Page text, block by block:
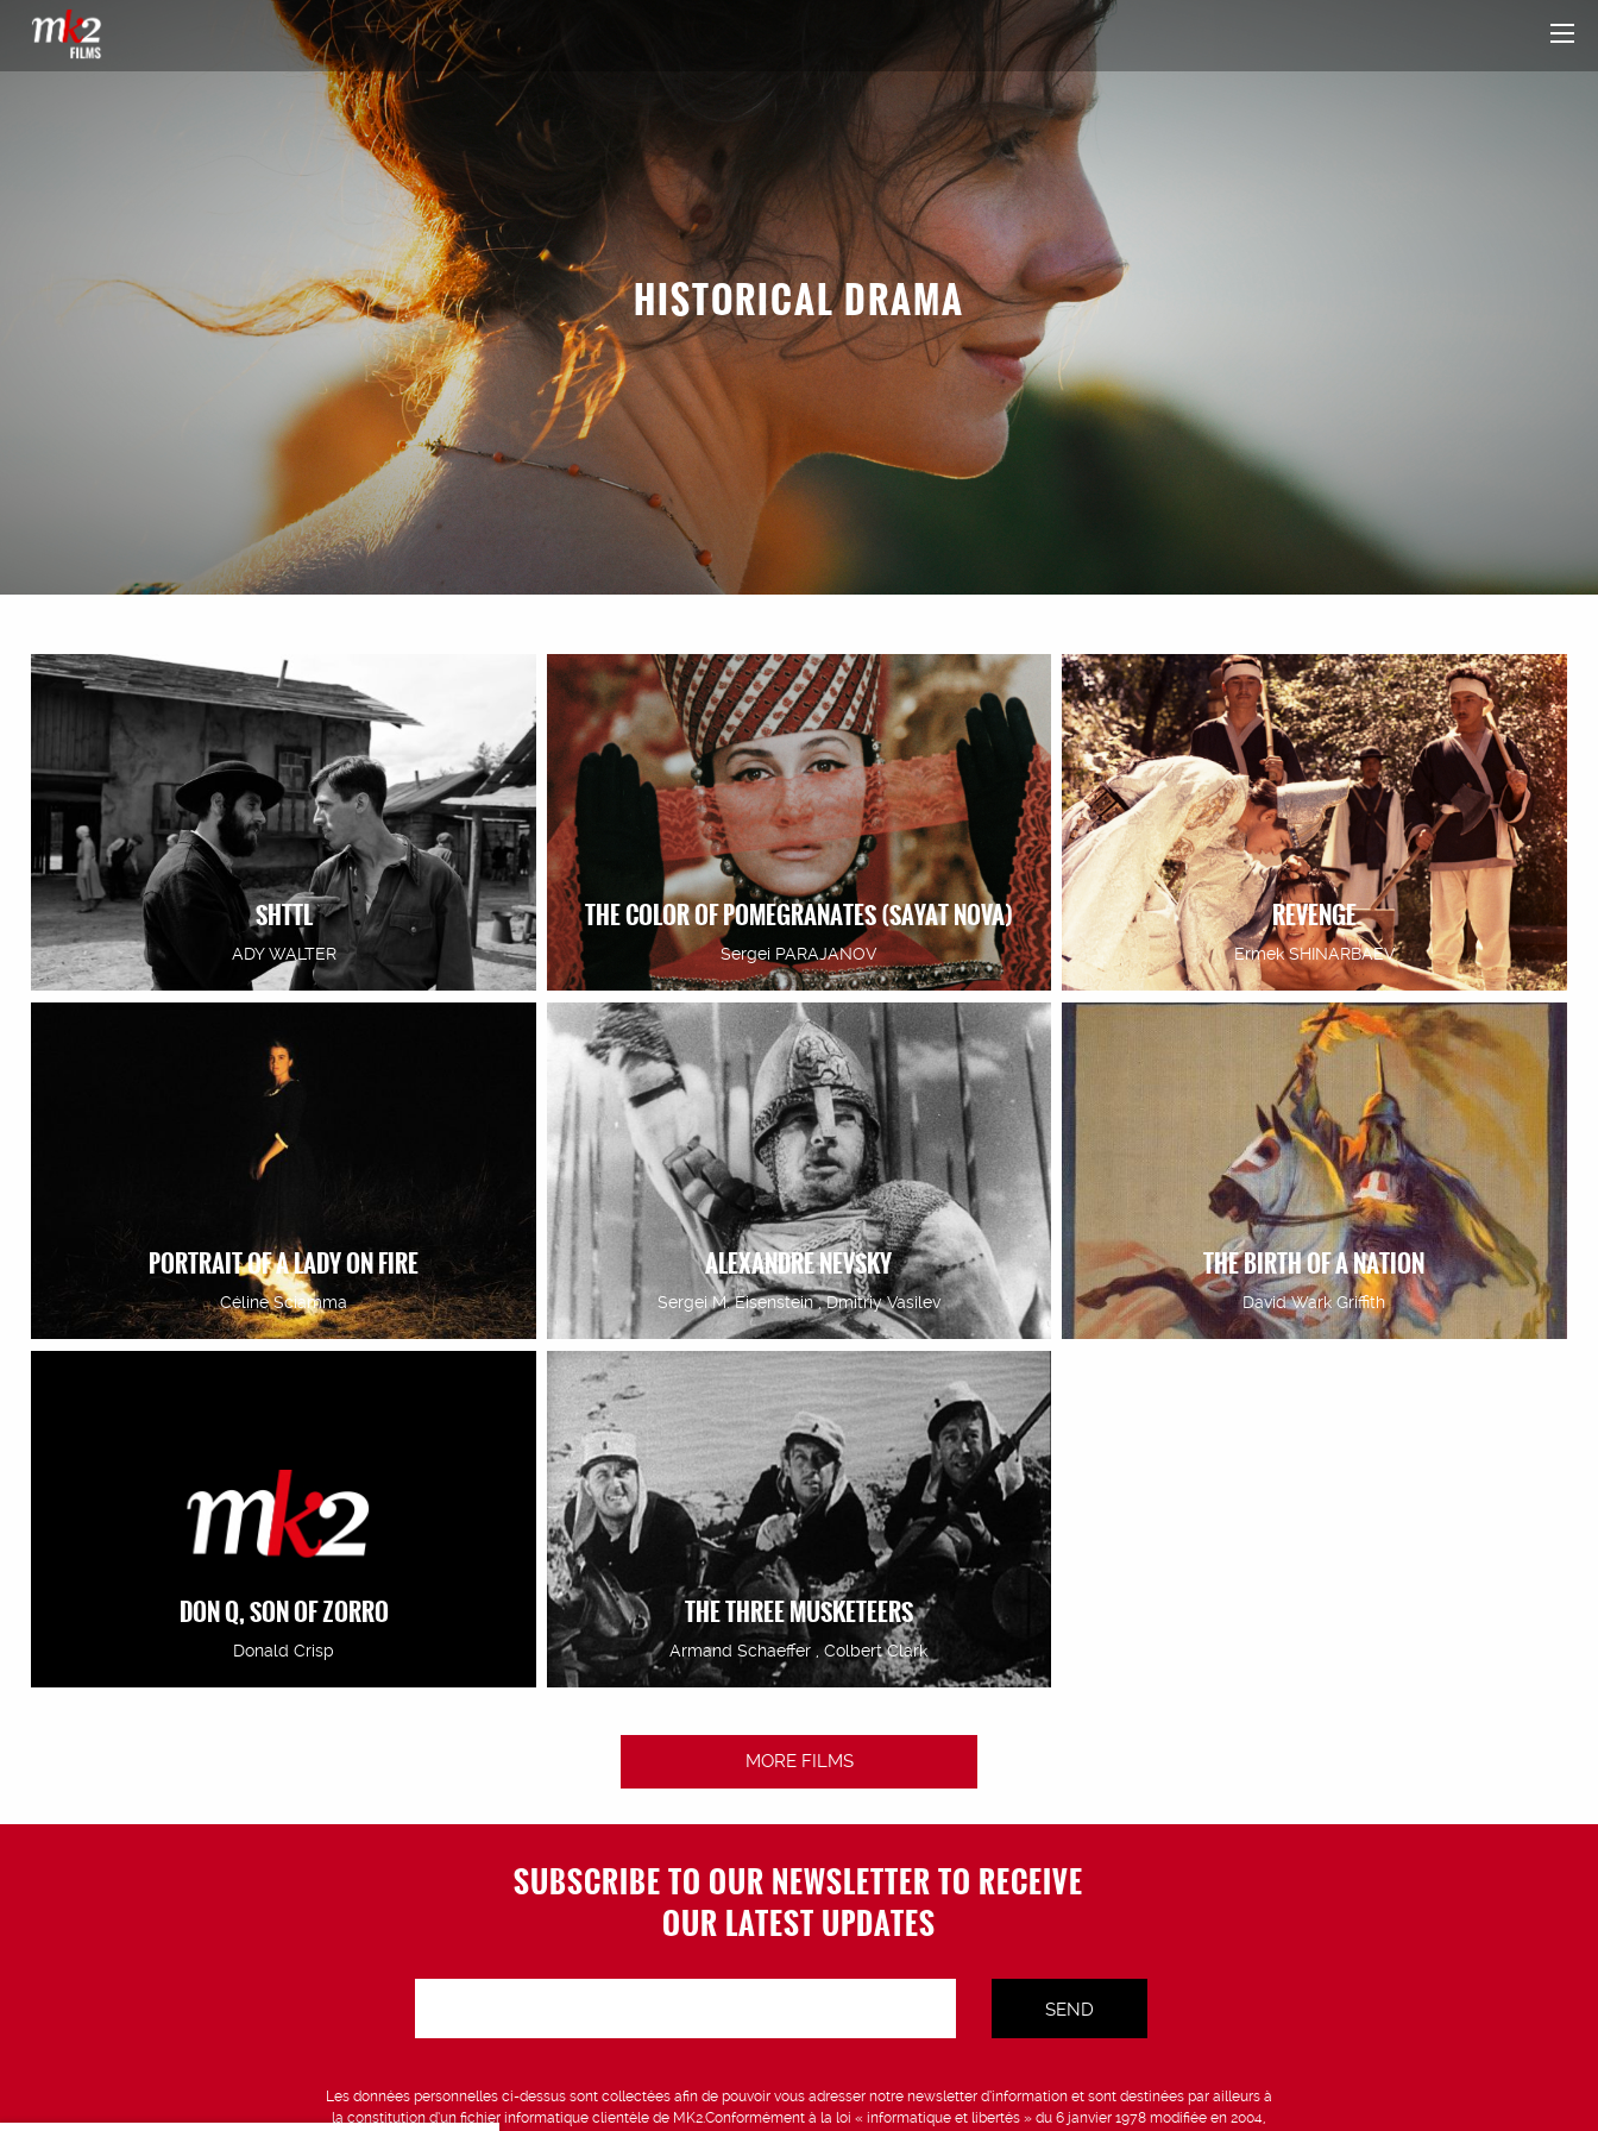
HISTORICAL DRAMA
SHTTL
ADY WALTER
THE COLOR OF POMEGRANATES (SAYAT NOVA)
Sergei PARAJANOV
REVENGE
Ermek SHINARBAEV
PORTRAIT OF A LADY ON FIRE
Céline Sciamma
ALEXANDRE NEVSKY
Sergei M. Eisenstein , Dmitriy Vasilev
THE BIRTH OF A NATION
David Wark Griffith
DON Q, SON OF ZORRO
Donald Crisp
THE THREE MUSKETEERS
Armand Schaeffer , Colbert Clark
MORE FILMS
SUBSCRIBE TO OUR NEWSLETTER TO RECEIVE
OUR LATEST UPDATES
Les données personnelles ci-dessus sont collectées afin de pouvoir vous adresser notre newsletter d’information et sont destinées par ailleurs à
la constitution d’un fichier informatique clientèle de MK2.Conformément à la loi « informatique et libertés » du 6 janvier 1978 modifiée en 2004,